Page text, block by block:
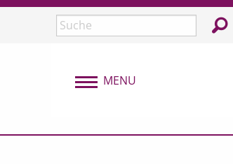
Überspringen und zum Inhalt
Seite durchsuchen:
In
MENU MENU